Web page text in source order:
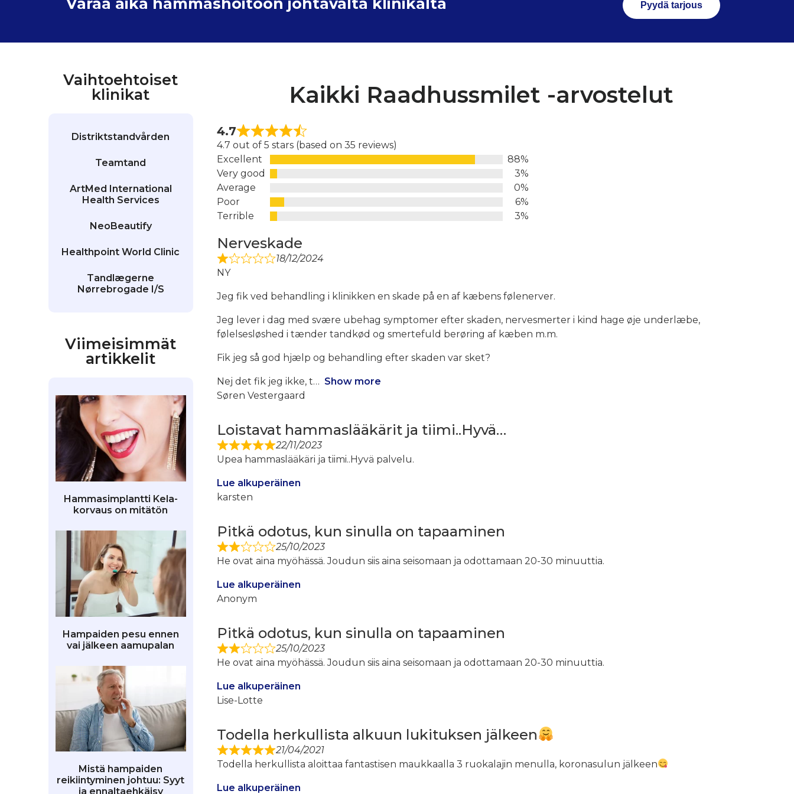
Pyydä tarjous
Vaihtoehtoiset
klinikat
Distriktstandvården
Teamtand
ArtMed International
Health Services
NeoBeautify
Healthpoint World Clinic
Tandlægerne
Nørrebrogade I/S
Viimeisimmät
artikkelit
Hammasimplantti Kela-
korvaus on mitätön
Hampaiden pesu ennen
vai jälkeen aamupalan
Mistä hampaiden
reikiintyminen johtuu: Syyt
ja ennaltaehkäisy
Kaikki Raadhussmilet -arvostelut
4.7
4.7 out of 5 stars (based on 35 reviews)
Excellent
88%
Very good
3%
Average
0%
Poor
6%
Terrible
3%
Nerveskade
18/12/2024
NY
Jeg fik ved behandling i klinikken en skade på en af kæbens følenerver.
Jeg lever i dag med svære ubehag symptomer efter skaden, nervesmerter i kind hage øje underlæbe,
følelsesløshed i tænder tandkød og smertefuld berøring af kæben m.m.
Fik jeg så god hjælp og behandling efter skaden var sket?
Nej det fik jeg ikke, t
Show more
Søren Vestergaard
Loistavat hammaslääkärit ja tiimi..Hyvä…
22/11/2023
Upea hammaslääkäri ja tiimi..Hyvä palvelu.
Lue alkuperäinen
karsten
Pitkä odotus, kun sinulla on tapaaminen
25/10/2023
He ovat aina myöhässä. Joudun siis aina seisomaan ja odottamaan 20-30 minuuttia.
Lue alkuperäinen
Anonym
Pitkä odotus, kun sinulla on tapaaminen
25/10/2023
He ovat aina myöhässä. Joudun siis aina seisomaan ja odottamaan 20-30 minuuttia.
Lue alkuperäinen
Lise-Lotte
Todella herkullista alkuun lukituksen jälkeen
21/04/2021
Todella herkullista aloittaa fantastisen maukkaalla 3 ruokalajin menulla, koronasulun jälkeen
Lue alkuperäinen